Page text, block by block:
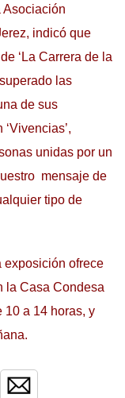
Asociación
indicó que
‘La Carrera de la
las
de sus
unidas por un
mensaje de
tipo de
exposición ofrece
la Casa Condesa
10 a 14 horas, y